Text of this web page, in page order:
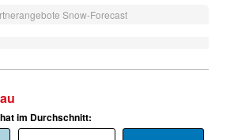
Snow-Forecast
im Durchschnitt: